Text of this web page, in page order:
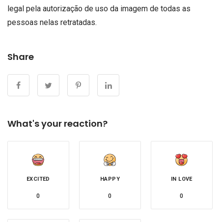
legal pela autorização de uso da imagem de todas as
pessoas nelas retratadas.
Share
What's your reaction?
EXCITED
0
HAPPY
0
IN LOVE
0